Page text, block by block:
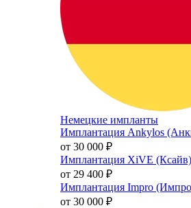
Немецкие импланты
Имплантация Ankylos
от 30 000 ₽
Имплантация XiVE (Ксайв)
от 29 400 ₽
Имплантация Impro
от 30 000 ₽